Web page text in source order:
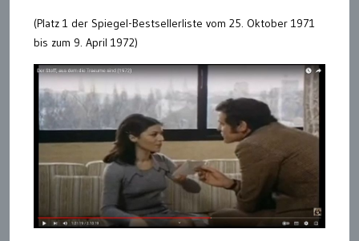
(Platz 1 der Spiegel-Bestsellerliste vom 25. Oktober 1971
bis zum 9. April 1972)